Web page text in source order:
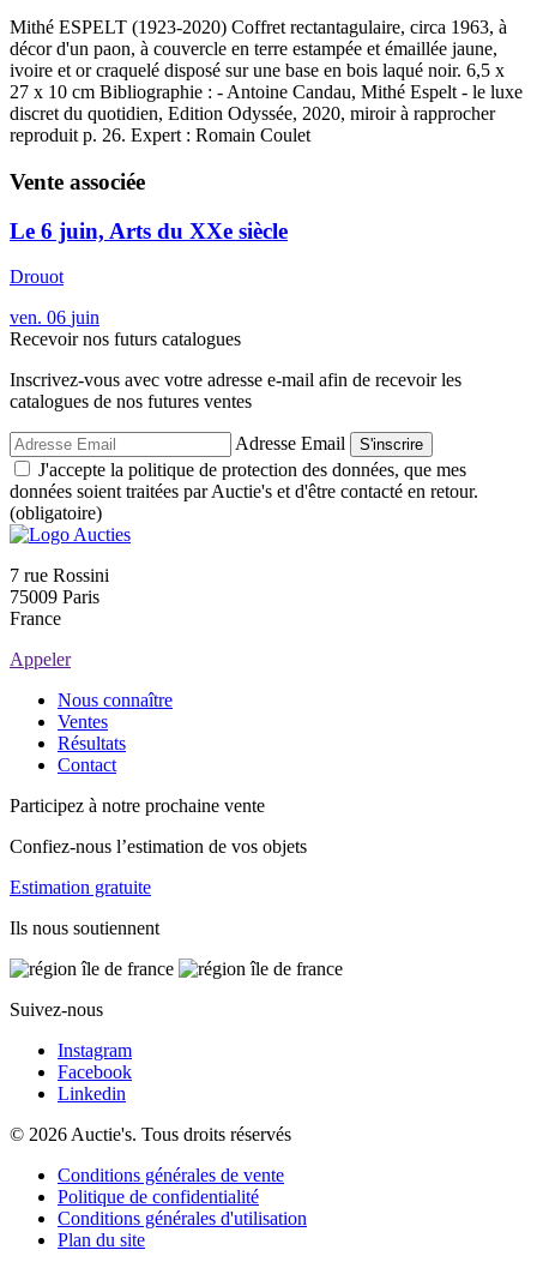
Mithé ESPELT (1923-2020) Coffret rectantagulaire, circa 1963, à
décor d'un paon, à couvercle en terre estampée et émaillée jaune,
ivoire et or craquelé disposé sur une base en bois laqué noir. 6,5 x
27 x 10 cm Bibliographie : - Antoine Candau, Mithé Espelt - le luxe
discret du quotidien, Edition Odyssée, 2020, miroir à rapprocher
reproduit p. 26. Expert : Romain Coulet
Vente associée
Le 6 juin, Arts du XXe siècle
Drouot
ven. 06 juin
Recevoir nos futurs catalogues
Inscrivez-vous avec votre adresse e-mail afin de recevoir les
catalogues de nos futures ventes
Adresse Email S'inscrire
J'accepte la politique de protection des données, que mes
données soient traitées par Auctie's et d'être contacté en retour.
(obligatoire)
7 rue Rossini
75009 Paris
France
Appeler
Nous connaître
Ventes
Résultats
Contact
Participez à notre prochaine vente
Confiez-nous l’estimation de vos objets
Estimation gratuite
Ils nous soutiennent
Suivez-nous
Instagram
Facebook
Linkedin
© 2026 Auctie's. Tous droits réservés
Conditions générales de vente
Politique de confidentialité
Conditions générales d'utilisation
Plan du site